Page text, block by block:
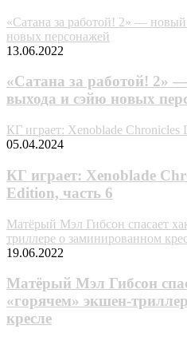
«Сатана за работой! 2» —
новых персонажей
13.06.2022
«Сатана за работой! 2»
выхода и сэйю новых
КГ играет: Xenoblade Chronicles
05.04.2024
КГ играет: Xenoblade
Edition, часть 6
Матёрый Мэл Гибсон спасает
триллере о заминированном
19.06.2022
Матёрый Мэл Гибсон
«горячем» экшен-
кресле